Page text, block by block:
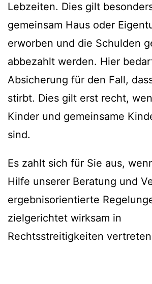
Lebzeiten. Dies gilt
gemeinsam Haus oder
erworben und die Schulden
abbezahlt werden. Hier
Absicherung für den Fall,
stirbt. Dies gilt erst recht,
Kinder und gemeinsame
sind.
Es zahlt sich für Sie aus,
Hilfe unserer Beratung und
ergebnisorientierte
zielgerichtet wirksam in
Rechtsstreitigkeiten